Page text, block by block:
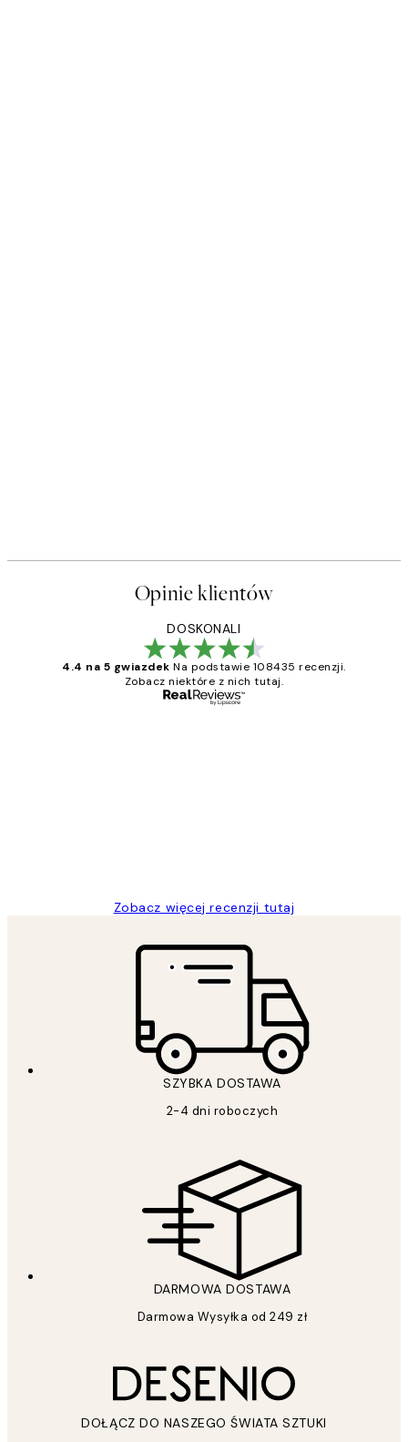
Opinie klientów
DOSKONALI
4.4 na 5 gwiazdek Na podstawie 108435 recenzji.
Zobacz niektóre z nich tutaj.
Zobacz więcej recenzji tutaj
SZYBKA DOSTAWA
2-4 dni roboczych
DARMOWA DOSTAWA
Darmowa Wysyłka od 249 zł
DOŁĄCZ DO NASZEGO ŚWIATA SZTUKI